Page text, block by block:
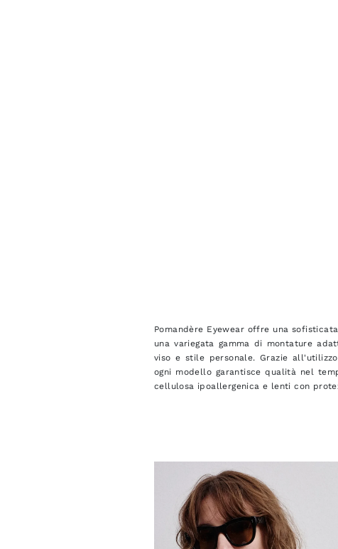
Pomandère Eyewear offre una
una variegata gamma di montature
viso e stile personale. Grazie
ogni modello garantisce qualità nel
cellulosa ipoallergenica e lenti con